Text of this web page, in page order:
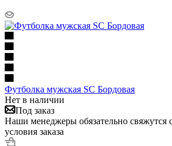
Футболка мужская SC Бордовая
Нет в наличии
Под заказ
Наши менеджеры обязательно свяжутся
условия заказа